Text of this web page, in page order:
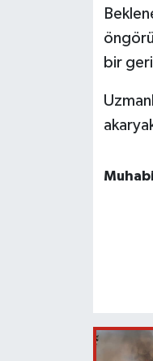
bir